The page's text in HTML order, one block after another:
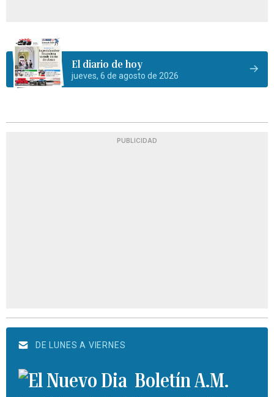
El diario de hoy
jueves, 6 de agosto de 2026
PUBLICIDAD
DE LUNES A VIERNES
Boletín A.M.